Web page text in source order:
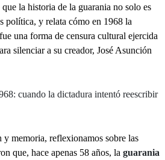
que la historia de la guarania no solo es
política, y relata cómo en 1968 la
una forma de censura cultural ejercida
silenciar a su creador, José Asunción
cuando la dictadura intentó reescribir
y memoria, reflexionamos sobre las
que, hace apenas 58 años, la guarania